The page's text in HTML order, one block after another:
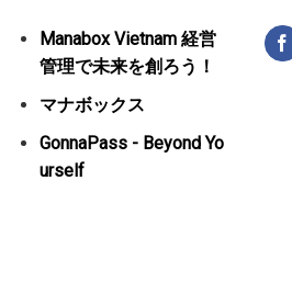
Manabox Vietnam 経営
管理で未来を創ろう！
マナボックス
GonnaPass - Beyond Yo
urself